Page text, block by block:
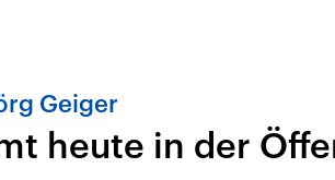
Nahostkonflikt
Iran
Geiger
heute in der